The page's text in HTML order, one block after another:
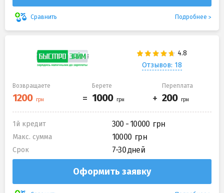
Сравнить Подробнее
Отзывов: 18
Возвращаете Берете Переплата
1й кредит 300 - 10000
Макс. сумма 10000
Срок 7-30 дней
Оформить заявку